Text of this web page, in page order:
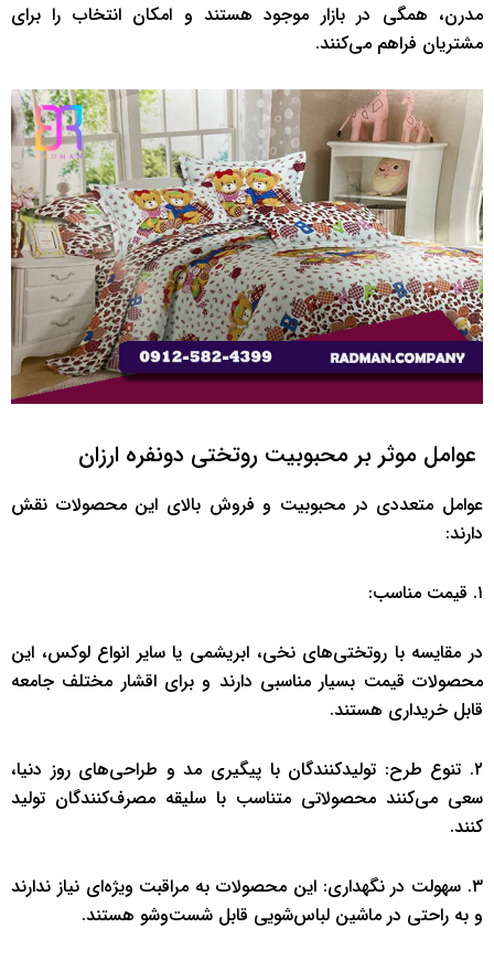
مدرن، همگی در بازار موجود هستند و امکان انتخاب را برای
مشتریان فراهم می‌کنند.
عوامل موثر بر محبوبیت روتختی دونفره ارزان
عوامل متعددی در محبوبیت و فروش بالای این محصولات نقش
دارند:
۱. قیمت مناسب:
در مقایسه با روتختی‌های نخی، ابریشمی یا سایر انواع لوکس، این
محصولات قیمت بسیار مناسبی دارند و برای اقشار مختلف جامعه
قابل خریداری هستند.
۲. تنوع طرح: تولیدکنندگان با پیگیری مد و طراحی‌های روز دنیا،
سعی می‌کنند محصولاتی متناسب با سلیقه مصرف‌کنندگان تولید
کنند.
۳. سهولت در نگهداری: این محصولات به مراقبت ویژه‌ای نیاز ندارند
و به راحتی در ماشین لباس‌شویی قابل شست‌وشو هستند.